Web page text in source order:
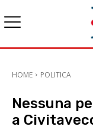
HOME POLITICA
Nessuna
a